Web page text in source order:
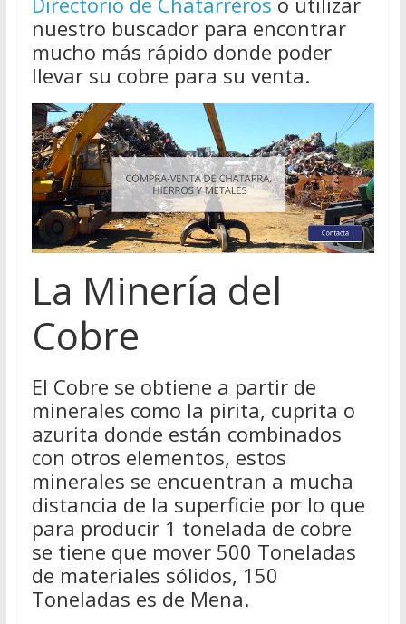
nuestro buscador para encontrar
mucho más rápido donde poder
llevar su cobre para su venta.
La Minería del
Cobre
El Cobre se obtiene a partir de
minerales como la pirita, cuprita o
azurita donde están combinados
con otros elementos, estos
minerales se encuentran a mucha
distancia de la superficie por lo que
para producir 1 tonelada de cobre
se tiene que mover 500 Toneladas
de materiales sólidos, 150
Toneladas es de Mena.